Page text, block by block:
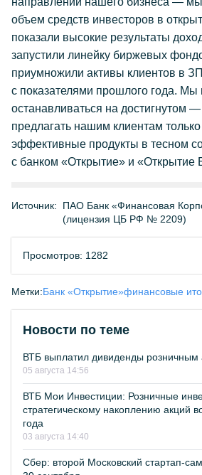
объем средств инвесторов в
показали высокие результаты
запустили линейку биржевых
приумножили активы клиентов в
с показателями прошлого года.
останавливаться на достигнутом
предлагать нашим клиентам
эффективные продукты в тесном
с банком «Открытие» и «Открытие
Источник:
ПАО Банк «Финансовая
(лицензия ЦБ РФ № 2209)
Просмотров: 1282
Метки:Банк «Открытие»финансовые
Новости по теме
ВТБ выплатил дивиденды розничным
05 августа 14:56
ВТБ Мои Инвестиции: Розничные
стратегическому накоплению акций
года
03 августа 14:40
Сбер: второй Московский стартап-